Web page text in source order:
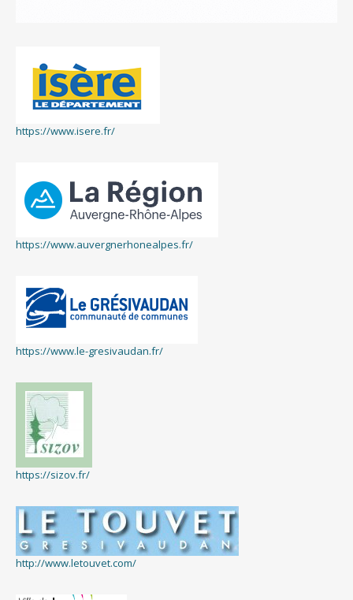
https://www.isere.fr/
https://www.auvergnerhonealpes.fr/
https://www.le-gresivaudan.fr/
https://sizov.fr/
http://www.letouvet.com/